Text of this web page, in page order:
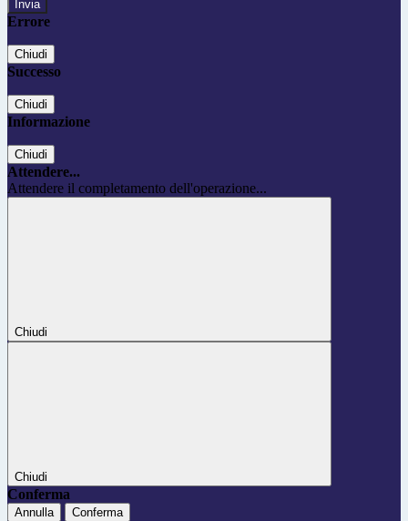
Errore
Chiudi
Successo
Chiudi
Informazione
Chiudi
Attendere...
Attendere il completamento dell'operazione...
Chiudi
Chiudi
Conferma
Annulla Conferma